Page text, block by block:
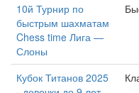
10й Турнир по
быстрым шахматам
Chess time Лига —
Слоны
Кубок Титанов 2025